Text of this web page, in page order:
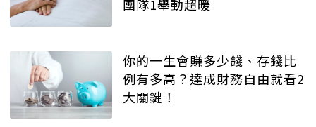
團隊1舉動超暖
你的一生會賺多少錢、存錢比
例有多高？達成財務自由就看2
大關鍵！